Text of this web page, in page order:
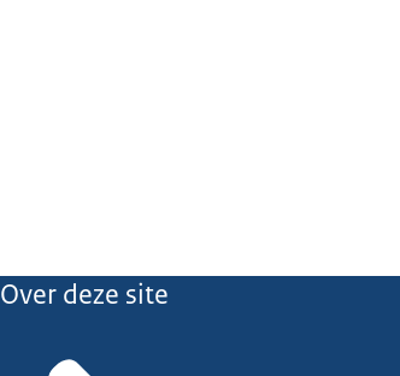
Over deze site